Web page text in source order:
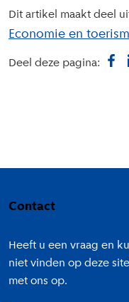
Dit artikel maakt deel
Economie en
Deel deze pagina:
Contact
Heeft u een vraag en
niet vinden op deze
met ons op.